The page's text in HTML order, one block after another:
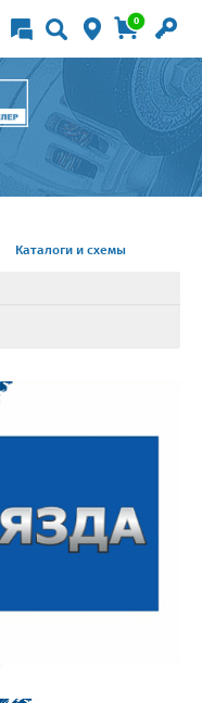
0
Каталоги и схемы